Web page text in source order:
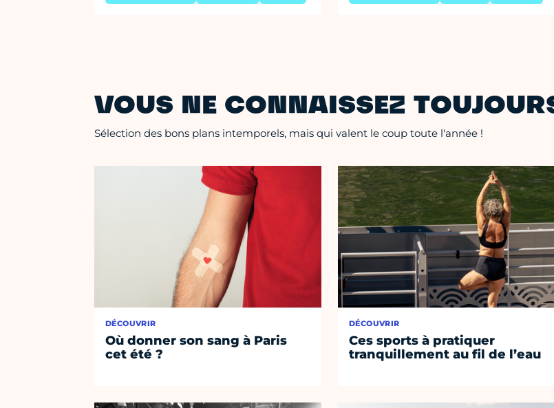
VOUS NE CONNAISSEZ
Sélection des bons plans intemporels, mais qui valent le coup toute l'année !
DÉCOUVRIR
Où donner son sang à Paris
cet été ?
DÉCOUVRIR
Ces sports à pratiquer
tranquillement au fil de l’eau